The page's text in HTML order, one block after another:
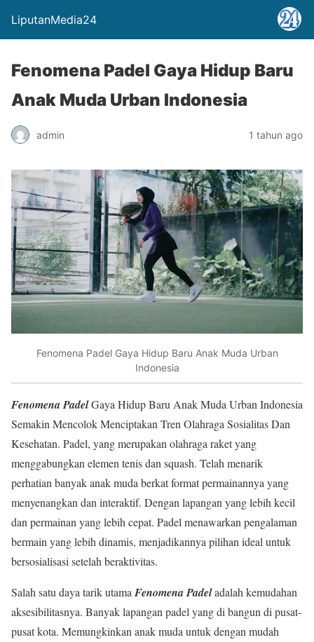
LiputanMedia24
Fenomena Padel Gaya Hidup Baru
Anak Muda Urban Indonesia
admin 1 tahun ago
Fenomena Padel Gaya Hidup Baru Anak Muda Urban
Indonesia
Fenomena PadelGaya Hidup Baru Anak Muda Urban Indonesia
Semakin Mencolok Menciptakan Tren Olahraga Sosialitas Dan
Kesehatan. Padel, yang merupakan olahraga raket yang
menggabungkan elemen tenis dan squash. Telah menarik
perhatian banyak anak muda berkat format permainannya yang
menyenangkan dan interaktif. Dengan lapangan yang lebih kecil
dan permainan yang lebih cepat. Padel menawarkan pengalaman
bermain yang lebih dinamis, menjadikannya pilihan ideal untuk
bersosialisasi setelah beraktivitas.
Salah satu daya tarik utama Fenomena Padeladalah kemudahan
aksesibilitasnya. Banyak lapangan padel yang di bangun di pusat-
pusat kota. Memungkinkan anak muda untuk dengan mudah